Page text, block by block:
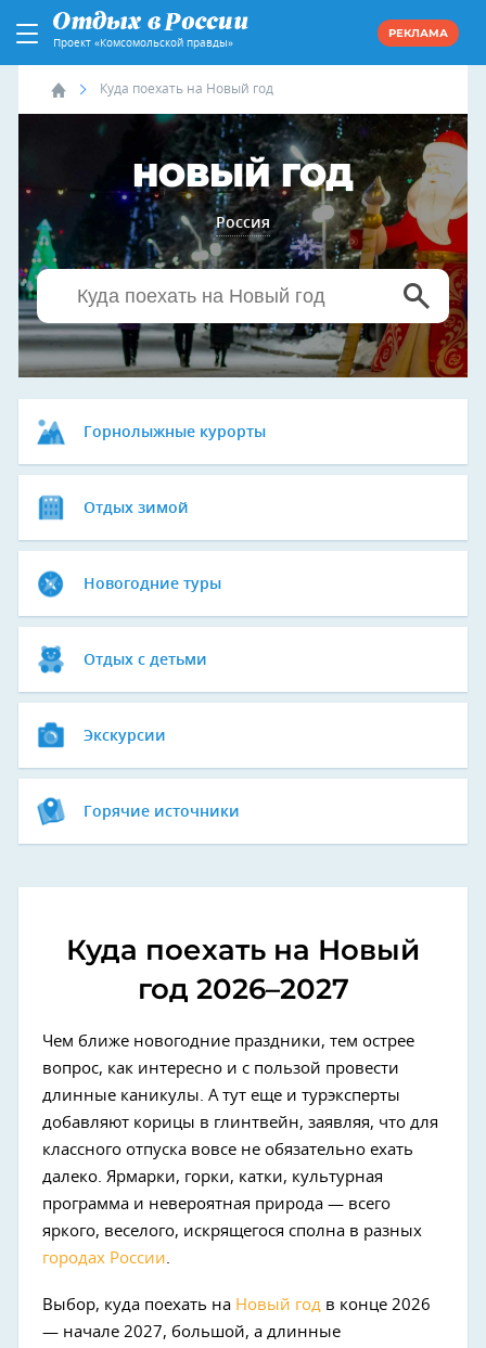
Проект «Комсомольской правды»
РЕКЛАМА
Куда поехать на Новый год
НОВЫЙ ГОД
Россия
Горнолыжные курорты
Отдых зимой
Новогодние туры
Отдых с детьми
Экскурсии
Горячие источники
Куда поехать на Новый
год 2026–2027
Чем ближе новогодние праздники, тем острее
вопрос, как интересно и с пользой провести
длинные каникулы. А тут еще и турэксперты
добавляют корицы в глинтвейн, заявляя, что для
классного отпуска вовсе не обязательно ехать
далеко. Ярмарки, горки, катки, культурная
программа и невероятная природа — всего
яркого, веселого, искрящегося сполна в разных
городах России.
Выбор, куда поехать на Новый год в конце 2026
— начале 2027, большой, а длинные